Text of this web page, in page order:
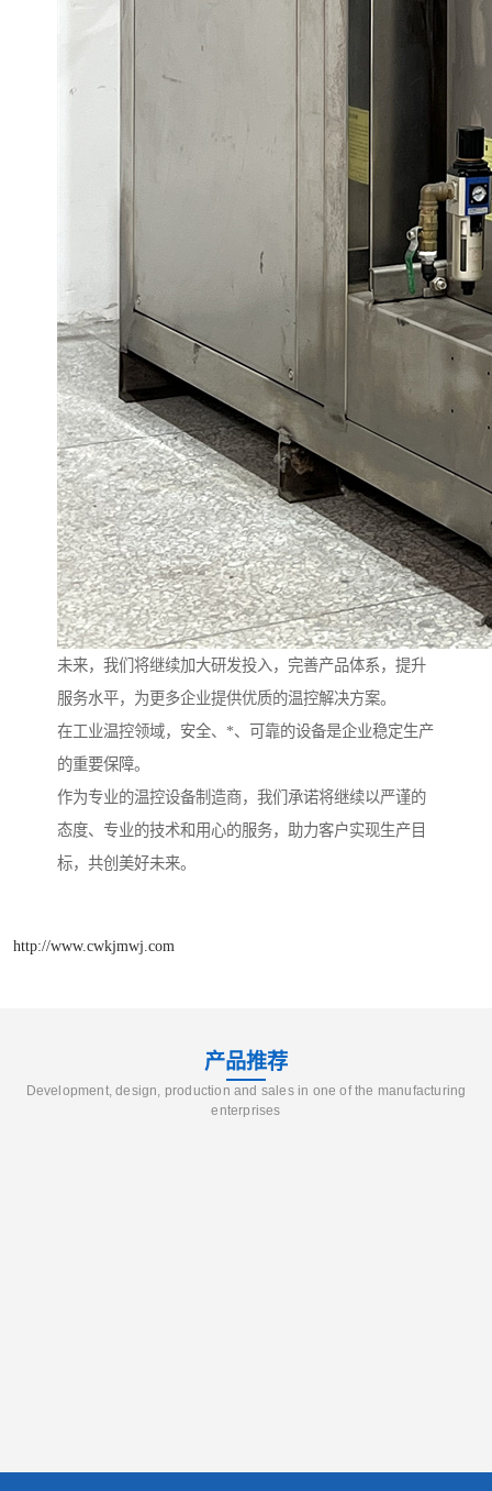
未来，我们将继续加大研发投入，完善产品体系，提升
服务水平，为更多企业提供优质的温控解决方案。
在工业温控领域，安全、*、可靠的设备是企业稳定生产
的重要保障。
作为专业的温控设备制造商，我们承诺将继续以严谨的
态度、专业的技术和用心的服务，助力客户实现生产目
标，共创美好未来。
http://www.cwkjmwj.com
产品推荐
Development, design, production and sales in one of the manufacturing
enterprises